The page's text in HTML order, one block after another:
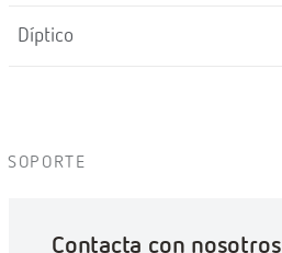
Díptico
SOPORTE
Contacta con nosotros